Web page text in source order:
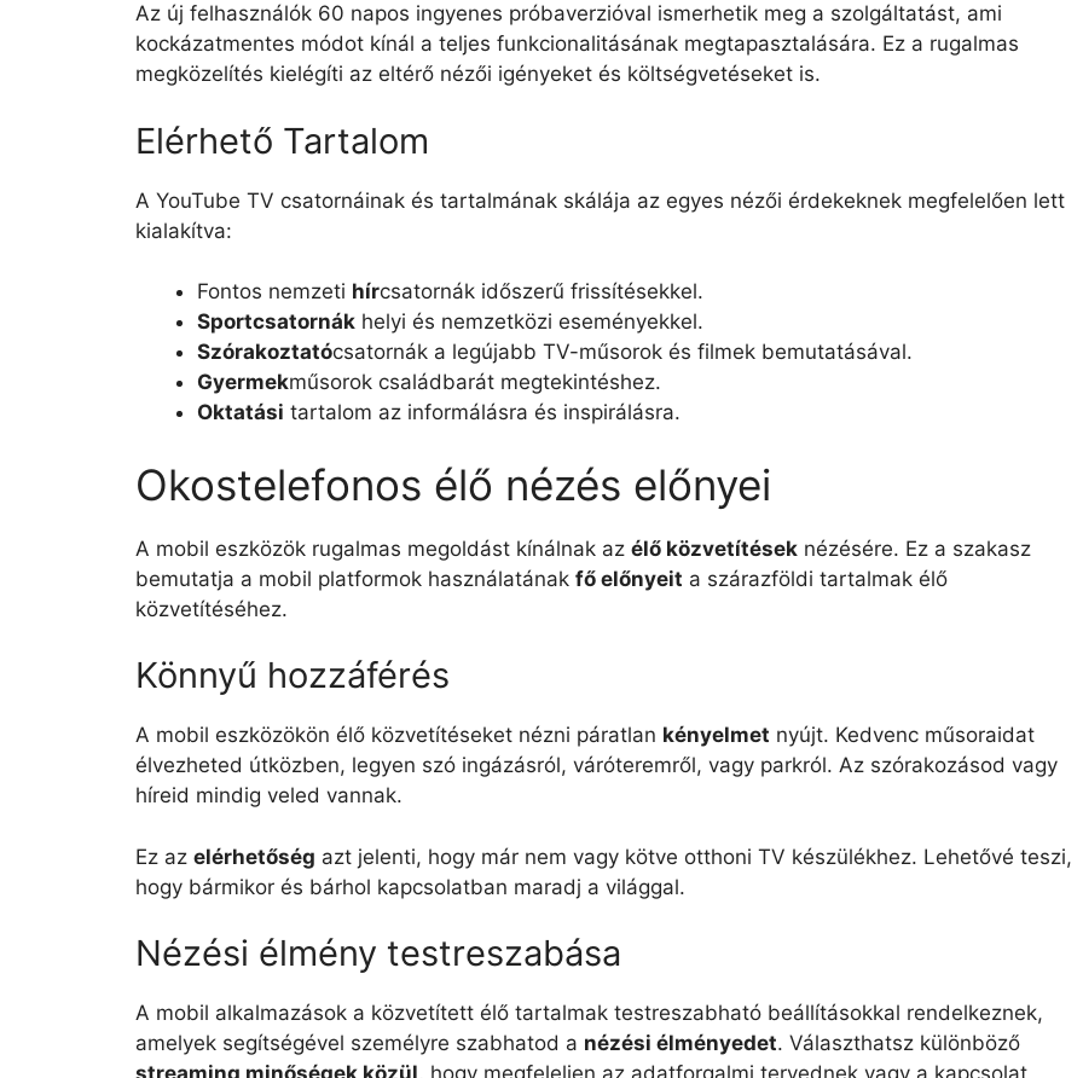
Az új felhasználók 60 napos ingyenes próbaverzióval ismerhetik meg a szolgáltatást, ami
kockázatmentes módot kínál a teljes funkcionalitásának megtapasztalására. Ez a rugalmas
megközelítés kielégíti az eltérő nézői igényeket és költségvetéseket is.
Elérhető Tartalom
A YouTube TV csatornáinak és tartalmának skálája az egyes nézői érdekeknek megfelelően lett
kialakítva:
Fontos nemzeti hírcsatornák időszerű frissítésekkel.
Sportcsatornák helyi és nemzetközi eseményekkel.
Szórakoztatócsatornák a legújabb TV-műsorok és filmek bemutatásával.
Gyermekműsorok családbarát megtekintéshez.
Oktatási tartalom az informálásra és inspirálásra.
Okostelefonos élő nézés előnyei
A mobil eszközök rugalmas megoldást kínálnak az élő közvetítések nézésére. Ez a szakasz
bemutatja a mobil platformok használatának fő előnyeit a szárazföldi tartalmak élő
közvetítéséhez.
Könnyű hozzáférés
A mobil eszközökön élő közvetítéseket nézni páratlan kényelmet nyújt. Kedvenc műsoraidat
élvezheted útközben, legyen szó ingázásról, váróteremről, vagy parkról. Az szórakozásod vagy
híreid mindig veled vannak.
Ez az elérhetőség azt jelenti, hogy már nem vagy kötve otthoni TV készülékhez. Lehetővé teszi,
hogy bármikor és bárhol kapcsolatban maradj a világgal.
Nézési élmény testreszabása
A mobil alkalmazások a közvetített élő tartalmak testreszabható beállításokkal rendelkeznek,
amelyek segítségével személyre szabhatod a nézési élményedet. Választhatsz különböző
streaming minőségek közül, hogy megfeleljen az adatforgalmi tervednek vagy a kapcsolat